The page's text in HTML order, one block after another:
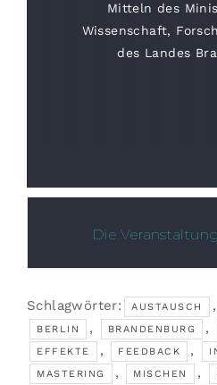
Mitteln des
Wissenschaft,
des Landes
Die
Schlagwörter: AUSTAUSCH ,
BERLIN , BRANDENBURG ,
EFFEKTE , FEEDBACK ,
MASTERING , MISCHEN ,